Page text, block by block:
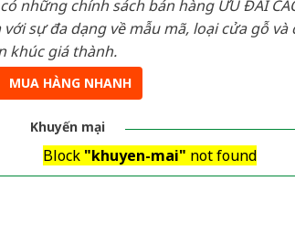
những chính sách bán hàng ƯU ĐÃI
với sự đa dạng về mẫu mã, loại cửa gỗ và
khúc giá thành.
MUA HÀNG NHANH
Khuyến mại
Block "khuyen-mai" not found